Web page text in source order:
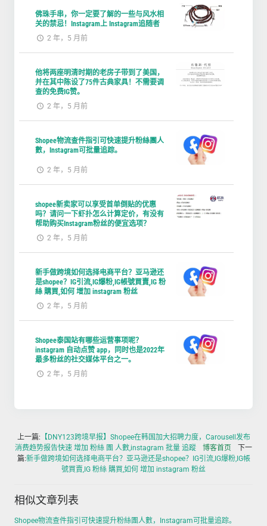
佛珠手串，你一定要了解的一些与风水相
关的禁忌！Instagram上 Instagram追随者
2 年，5 月前
他将两座明清时期的老房子带到了美国，
并在其中陈设了75件古典家具！不需要调
查的免费IG赞。
2 年，5 月前
Shopee物流查件指引可快速提升粉絲團人
數，Instagram可批量追踪。
2 年，5 月前
shopee新卖家可以享受首单倒贴的优惠
吗？请问一下虾扑怎么计算定价，有没有
帮助购买Instagram粉丝的便宜选项？
2 年，5 月前
新手做跨境如何选择电商平台？亚马逊还
是shopee？IG引流,IG爆粉,IG帳號買賣,IG 粉
絲 購買,如何 增加 instagram 粉丝
2 年，5 月前
Shopee泰国站有哪些运营事项呢？
instagram 自动点赞 app，同时也是2022年
最多粉丝的社交媒体平台之一。
2 年，5 月前
上一篇: 【DNY123跨境早报】Shopee在韩国加大招聘力度，Carousell发布
消费趋势报告快速 增加 粉絲 團 人數,instagram 批量 追蹤
博客首页
下一
篇:新手做跨境如何选择电商平台？亚马逊还是shopee？IG引流,IG爆粉,IG帳
號買賣,IG 粉絲 購買,如何 增加 instagram 粉丝
相似文章列表
Shopee物流查件指引可快速提升粉絲團人數，Instagram可批量追踪。